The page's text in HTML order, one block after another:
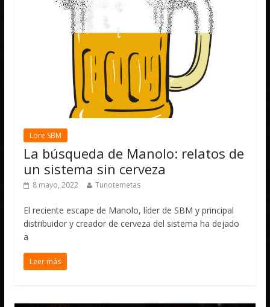
Lore SBM
La búsqueda de Manolo: relatos de
un sistema sin cerveza
8 mayo, 2022 Tunotemetas
El reciente escape de Manolo, líder de SBM y principal
distribuidor y creador de cerveza del sistema ha dejado
a
Leer más